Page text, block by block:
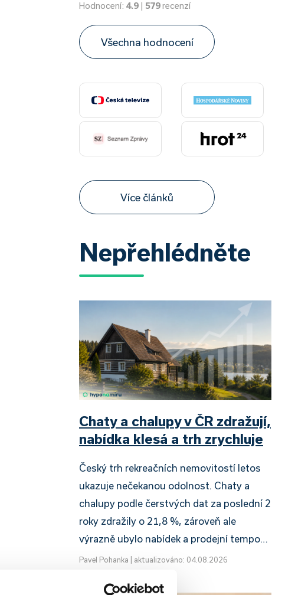
Hodnocení: 4.9 | 579recenzí
Všechna hodnocení
Více článků
Nepřehlédněte
Chaty a chalupy v ČR zdražují,
nabídka klesá a trh zrychluje
Český trh rekreačních nemovitostí letos
ukazuje nečekanou odolnost. Chaty a
chalupy podle čerstvých dat za poslední 2
roky zdražily o 21,8 %, zároveň ale
výrazně ubylo nabídek a prodejní tempo…
Pavel Pohanka aktualizováno: 04.08.2026